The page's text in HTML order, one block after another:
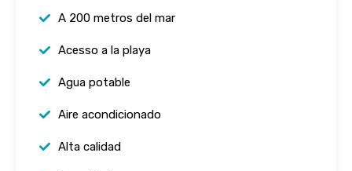
A 200 metros del mar
Acesso a la playa
Agua potable
Aire acondicionado
Alta calidad